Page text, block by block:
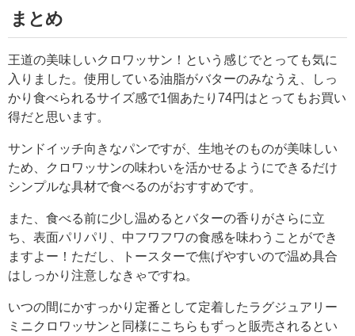
まとめ
王道の美味しいクロワッサン！という感じでとっても気に
入りました。使用している油脂がバターのみなうえ、しっ
かり食べられるサイズ感で1個あたり74円はとってもお買い
得だと思います。
サンドイッチ向きなパンですが、生地そのものが美味しい
ため、クロワッサンの味わいを活かせるようにできるだけ
シンプルな具材で食べるのがおすすめです。
また、食べる前に少し温めるとバターの香りがさらに立
ち、表面パリパリ、中フワフワの食感を味わうことができ
ますよー！ただし、トースターで焦げやすいので温め具合
はしっかり注意しなきゃですね。
いつの間にかすっかり定番として定着したラグジュアリー
ミニクロワッサンと同様にこちらもずっと販売されるとい